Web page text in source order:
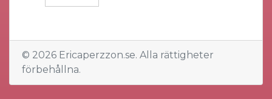
© 2026 Ericaperzzon.se. Alla rättigheter
förbehållna.